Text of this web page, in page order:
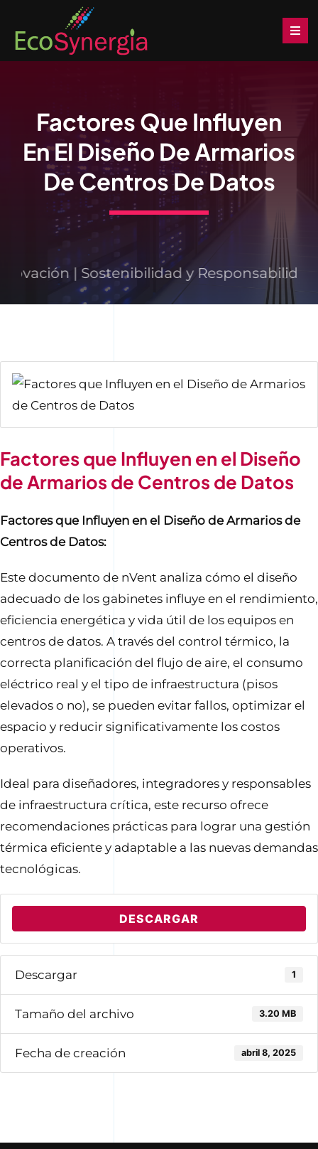
contenido
Soluciones
Productos
Servicios
Noticias
Factores Que Influyen
En El Diseño De Armarios
De Centros De Datos
| Sostenibilidad y Responsabilidad
Factores que Influyen en el Diseño
de Armarios de Centros de Datos
Factores que Influyen en el Diseño de Armarios de
Centros de Datos:
Este documento de nVent analiza cómo el diseño
adecuado de los gabinetes influye en el rendimiento,
eficiencia energética y vida útil de los equipos en
centros de datos. A través del control térmico, la
correcta planificación del flujo de aire, el consumo
eléctrico real y el tipo de infraestructura (pisos
elevados o no), se pueden evitar fallos, optimizar el
espacio y reducir significativamente los costos
operativos.
Ideal para diseñadores, integradores y responsables
de infraestructura crítica, este recurso ofrece
recomendaciones prácticas para lograr una gestión
térmica eficiente y adaptable a las nuevas demandas
tecnológicas.
DESCARGAR
Descargar 1
Tamaño del archivo 3.20 MB
Fecha de creación abril 8, 2025